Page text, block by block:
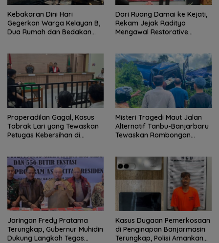
Kebakaran Dini Hari
Gegerkan Warga Kelayan B,
Dua Rumah dan Bedakan
Dari Ruang Damai ke Kejati,
Rekam Jejak Radityo
Mengawal Restorative
Praperadilan Gagal, Kasus
Tabrak Lari yang Tewaskan
Petugas Kebersihan di
Misteri Tragedi Maut Jalan
Alternatif Tanbu-Banjarbaru
Tewaskan Rombongan
Jaringan Fredy Pratama
Terungkap, Gubernur Muhidin
Dukung Langkah Tegas
Kasus Dugaan Pemerkosaan
di Penginapan Banjarmasin
Terungkap, Polisi Amankan